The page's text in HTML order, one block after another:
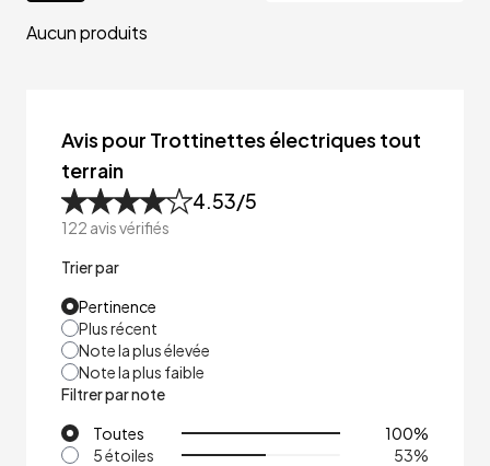
Aucun produits
Avis pour Trottinettes électriques tout
terrain
4.53/5
122 avis vérifiés
Trier par
Pertinence
Plus récent
Note la plus élevée
Note la plus faible
Filtrer par note
Toutes
100%
5 étoiles
53%